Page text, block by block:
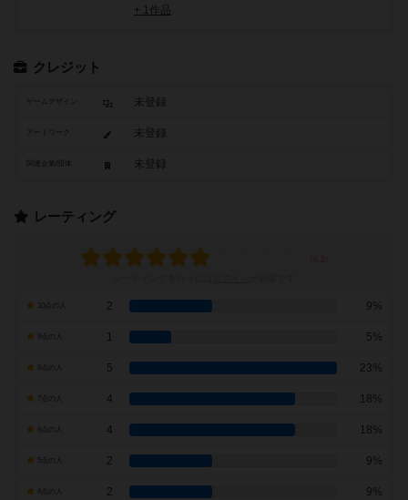
+ 1作品
クレジット
ゲームデザイン 未登録
アートワーク 未登録
未登録
レーティング
2 9%
1 5%
5 23%
7点の人 4 18%
4 18%
2 9%
2 9%